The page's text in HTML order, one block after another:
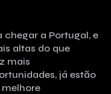
chegar a Portugal, e
altas do que
mais
já estão